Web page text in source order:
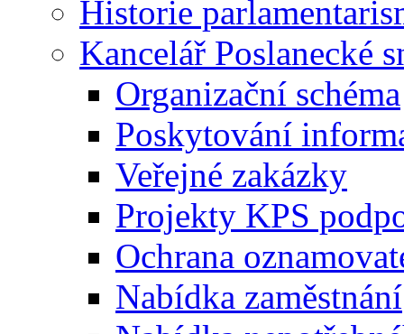
Historie
Kancelář Poslanecké
Organizační schéma
Poskytování
Veřejné zakázky
Projekty KPS
Ochrana
Nabídka zaměstnání